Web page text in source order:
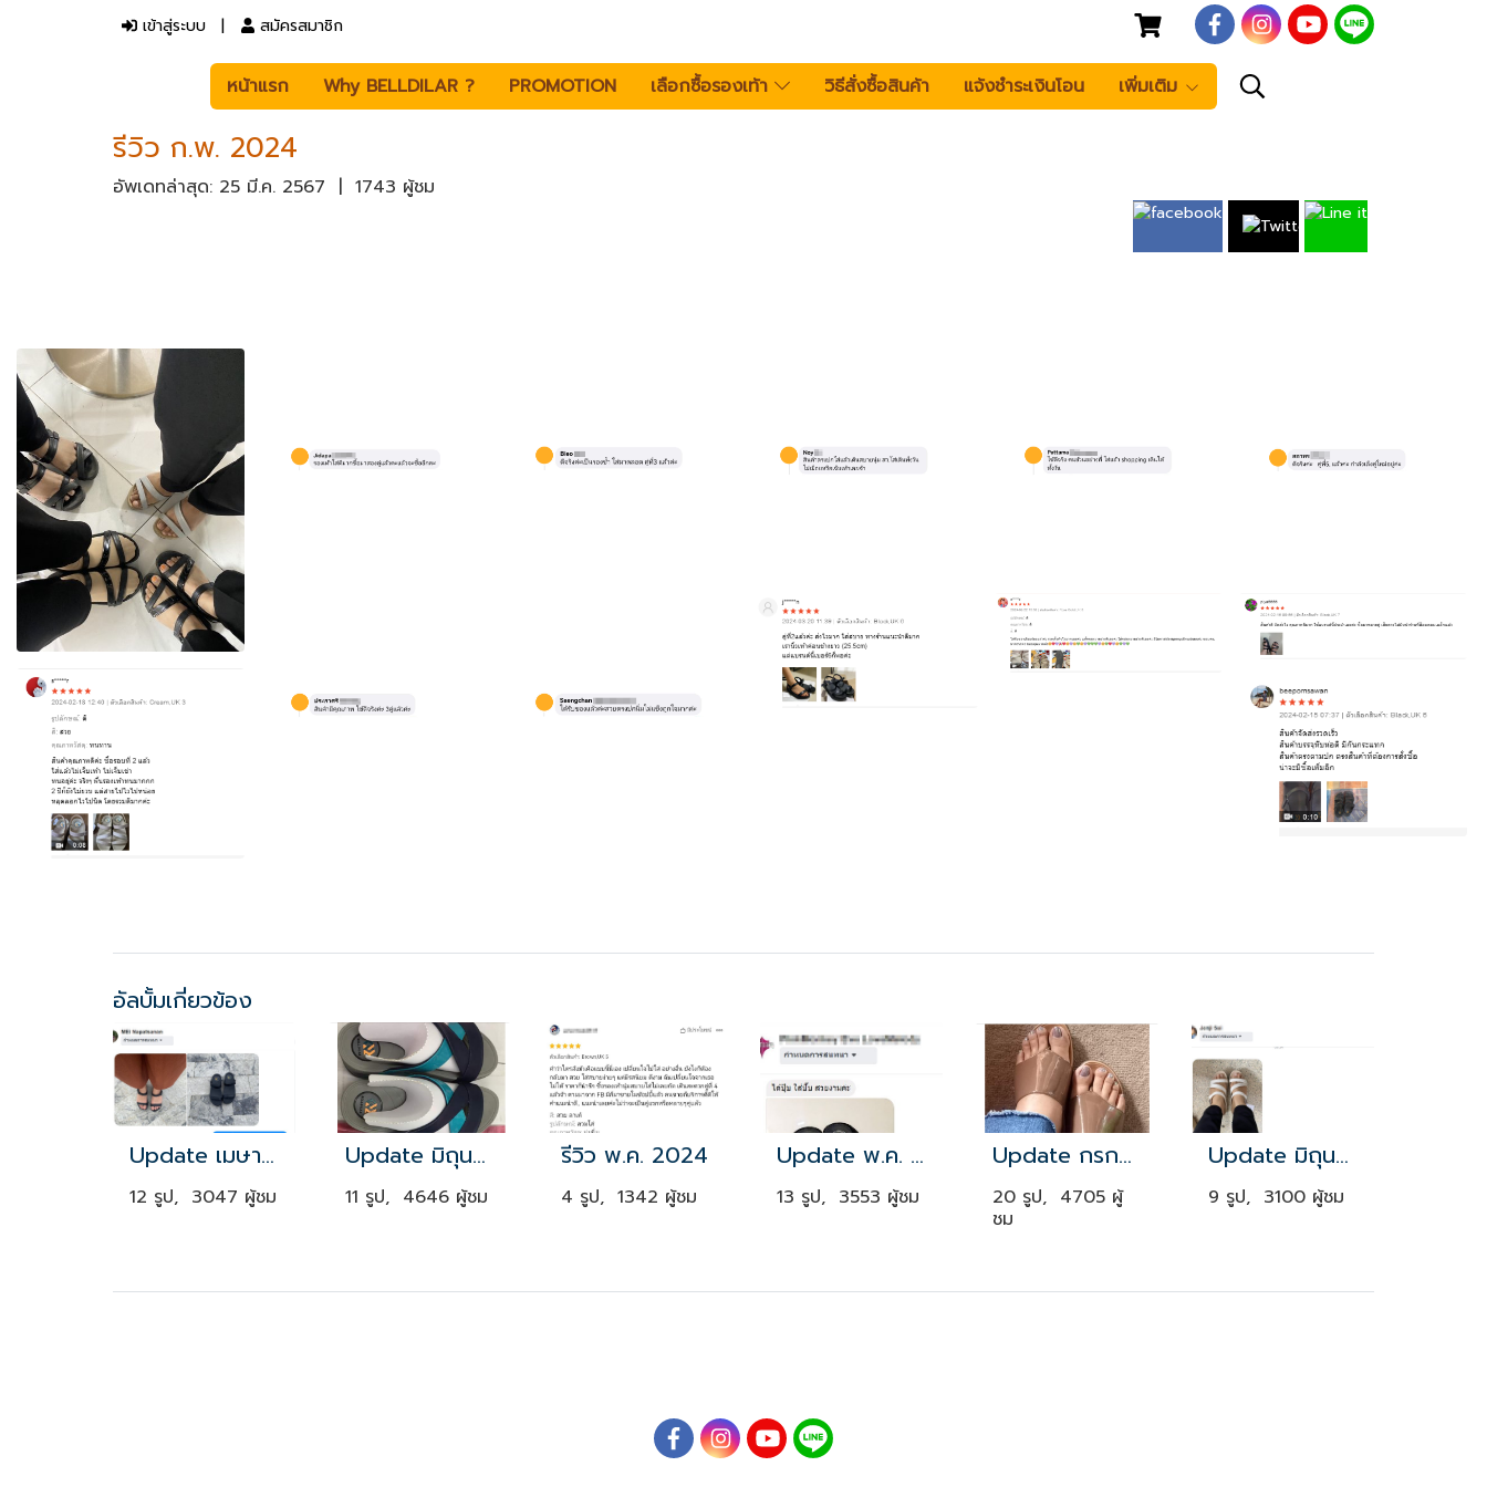
เข้าสู่ระบบ สมัครสมาชิก
หน้าแรก Why BELLDILAR ? PROMOTION เลือกซื้อรองเท้า วิธีสั่งซื้อสินค้า แจ้งชำระเงินโอน เพิ่มเติม
รีวิว ก.พ. 2024
อัพเดทล่าสุด: 25 มี.ค. 2567 | 1743 ผู้ชม
อัลบั้มเกี่ยวข้อง
Update เมษายน 2021
12 รูป, 3047 ผู้ชม
Update มิถุนายน 2019
11 รูป, 4646 ผู้ชม
รีวิว พ.ค. 2024
4 รูป, 1342 ผู้ชม
Update พ.ค. 2021
13 รูป, 3553 ผู้ชม
Update กรกฎาคม 2019
20 รูป, 4705 ผู้
ชม
Update มิถุนายน 2021
9 รูป, 3100 ผู้ชม